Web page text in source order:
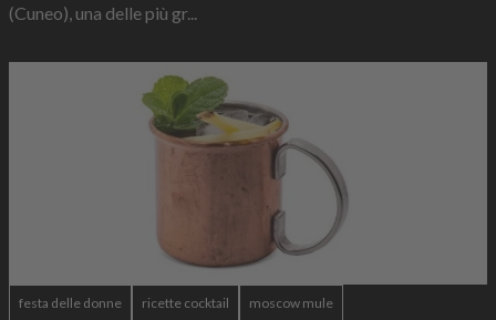
(Cuneo), una delle più gr...
festa delle donne ricette cocktail moscow mule